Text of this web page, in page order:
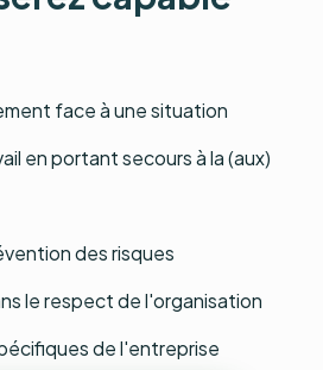
face à une situation
en portant secours à la (aux)
des risques
le respect de l'organisation
de l'entreprise